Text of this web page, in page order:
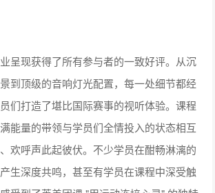
现获得了所有参与者的一致好评。从沉
到顶级的音响灯光配置，每一处细节都经
们打造了堪比国际赛事的视听体验。课程
能量的带领与学员们全情投入的状态相互
欢呼声此起彼伏。不少学员在酣畅淋漓的
生深度共鸣，甚至有学员在课程中深受触